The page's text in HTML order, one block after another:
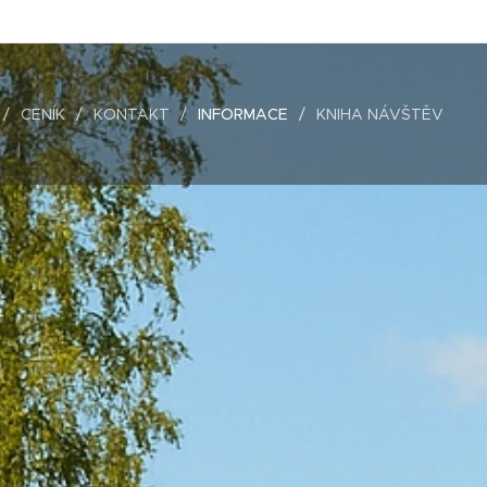
CENÍK KONTAKT INFORMACE KNIHA NÁVŠTĚV